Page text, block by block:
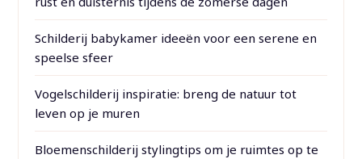
Schilderij babykamer ideeën voor een serene en
speelse sfeer
Vogelschilderij inspiratie: breng de natuur tot
leven op je muren
Bloemenschilderij stylingtips om je ruimtes op te